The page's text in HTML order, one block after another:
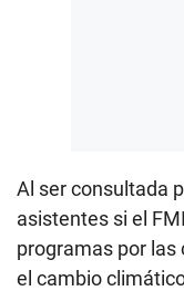
Al ser consultada
asistentes si el
programas por
el cambio